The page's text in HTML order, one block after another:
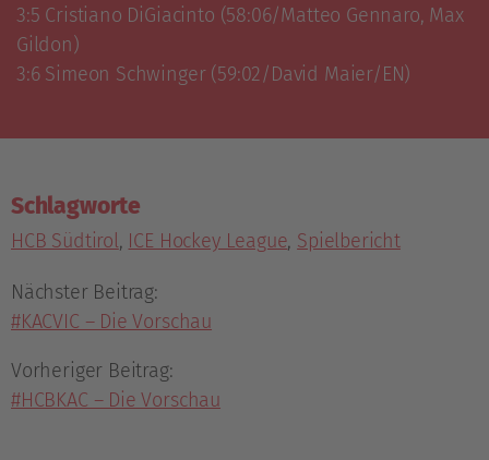
3:5 Cristiano DiGiacinto (58:06/Matteo Gennaro, Max
Gildon)
3:6 Simeon Schwinger (59:02/David Maier/EN)
Schlagworte
HCB Südtirol, ICE Hockey League, Spielbericht
Nächster Beitrag:
#KACVIC – Die Vorschau
Vorheriger Beitrag:
#HCBKAC – Die Vorschau